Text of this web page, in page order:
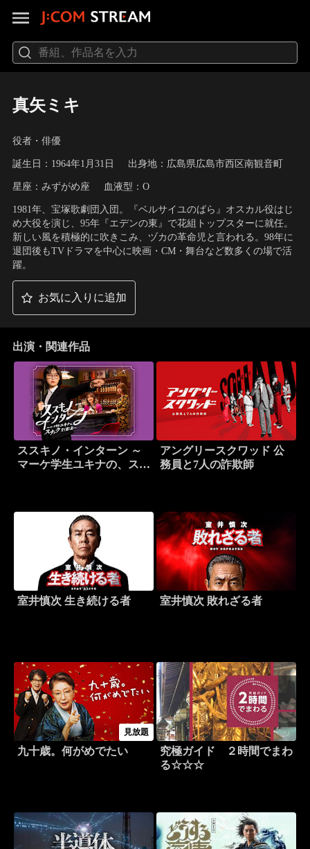
真矢ミキ
役者・俳優
誕生日：1964年1月31日 出身地：広島県広島市西区南観音町
星座：みずがめ座 血液型：O
1981年、宝塚歌劇団入団。『ベルサイユのばら』オスカル役はじ
め大役を演じ、95年『エデンの東』で花組トップスターに就任。
新しい風を積極的に吹きこみ、ヅカの革命児と言われる。98年に
退団後もTVドラマを中心に映画・CM・舞台など数多くの場で活
躍。
お気に入りに追加
出演・関連作品
ススキノ・インターン ～
マーケ学生ユキナの、スナ
アングリースクワッド 公
務員と7人の詐欺師
室井慎次 生き続ける者 室井慎次 敗れざる者
見放題
九十歳。何がめでたい
究極ガイド ２時間でまわ
る☆☆☆